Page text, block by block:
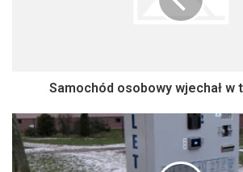
Samochód osobowy wjechał w